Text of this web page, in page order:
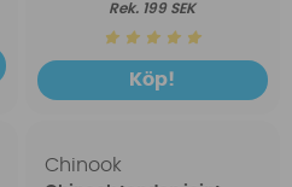
199 SEK
Köp!
Chinook